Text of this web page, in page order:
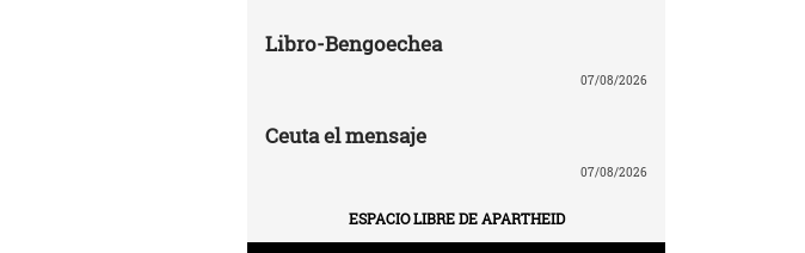
Libro-Bengoechea
07/08/2026
Ceuta el mensaje
07/08/2026
ESPACIO LIBRE DE APARTHEID